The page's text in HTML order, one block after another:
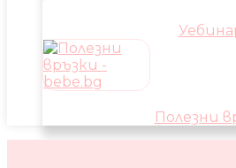
Полезни